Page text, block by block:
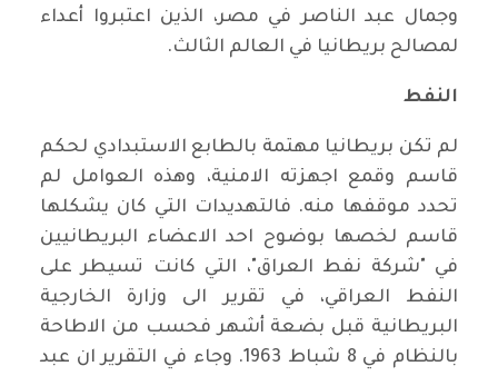
وجمال عبد الناصر في مصر، الذين اعتبروا أعداء
لمصالح بريطانيا في العالم الثالث.
النفط
لم تكن بريطانيا مهتمة بالطابع الاستبدادي لحكم
قاسم وقمع اجهزته الامنية، وهذه العوامل لم
تحدد موقفها منه. فالتهديدات التي كان يشكلها
قاسم لخصها بوضوح احد الاعضاء البريطانيين
في "شركة نفط العراق"، التي كانت تسيطر على
النفط العراقي، في تقرير الى وزارة الخارجية
البريطانية قبل بضعة أشهر فحسب من الاطاحة
بالنظام في 8 شباط 1963. وجاء في التقرير ان عبد